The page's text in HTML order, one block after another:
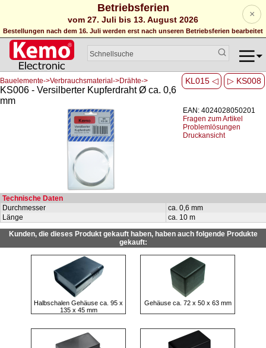
Betriebsferien
vom 27. Juli bis 13. August 2026
Bestellungen nach dem 16. Juli werden erst nach unseren Betriebsferien bearbeitet
×
KL015 ◁ ▷ KS008
Bauelemente->Verbrauchsmaterial->Drähte->
KS006 - Versilberter Kupferdraht Ø ca. 0,6
mm
EAN: 4024028050201
Fragen zum Artikel
Problemlösungen
Druckansicht
Technische Daten
Durchmesser
ca. 0,6 mm
Länge
ca. 10 m
Kunden, die dieses Produkt gekauft haben, haben auch folgende Produkte
gekauft:
Halbschalen Gehäuse ca. 95 x
135 x 45 mm
Gehäuse ca. 72 x 50 x 63 mm